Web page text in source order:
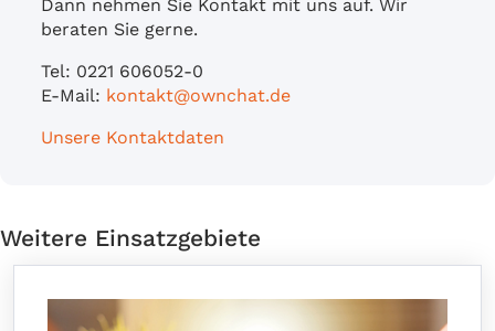
Dann nehmen Sie Kontakt mit uns auf. Wir
beraten Sie gerne.
Tel: 0221 606052-0
E-Mail: kontakt@ownchat.de
Unsere Kontaktdaten
Weitere Einsatzgebiete